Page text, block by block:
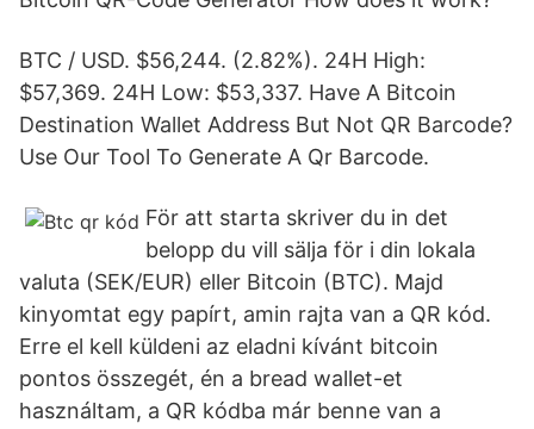
BTC / USD. $56,244. (2.82%). 24H High:
$57,369. 24H Low: $53,337. Have A Bitcoin
Destination Wallet Address But Not QR Barcode?
Use Our Tool To Generate A Qr Barcode.
För att starta skriver du in det
belopp du vill sälja för i din lokala
valuta (SEK/EUR) eller Bitcoin (BTC). Majd
kinyomtat egy papírt, amin rajta van a QR kód.
Erre el kell küldeni az eladni kívánt bitcoin
pontos összegét, én a bread wallet-et
használtam, a QR kódba már benne van a